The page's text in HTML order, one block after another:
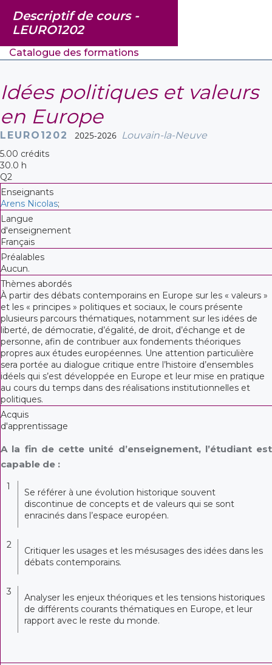
Descriptif de cours -
LEURO1202
Catalogue des formations
Idées politiques et valeurs
en Europe
LEURO1202 2025-2026 Louvain-la-Neuve
5.00 crédits
30.0 h
Q2
Enseignants
Arens Nicolas;
Langue
d'enseignement
Français
Préalables
Aucun.
Thèmes abordés
À partir des débats contemporains en Europe sur les « valeurs »
et les « principes » politiques et sociaux, le cours présente
plusieurs parcours thématiques, notamment sur les idées de
liberté, de démocratie, d’égalité, de droit, d’échange et de
personne, afin de contribuer aux fondements théoriques
propres aux études européennes. Une attention particulière
sera portée au dialogue critique entre l’histoire d’ensembles
idéels qui s’est développée en Europe et leur mise en pratique
au cours du temps dans des réalisations institutionnelles et
politiques.
Acquis
d'apprentissage
A la fin de cette unité d’enseignement, l’étudiant est
capable de :
1
Se référer à une évolution historique souvent
discontinue de concepts et de valeurs qui se sont
enracinés dans l’espace européen.
2
Critiquer les usages et les mésusages des idées dans les
débats contemporains.
3
Analyser les enjeux théoriques et les tensions historiques
de différents courants thématiques en Europe, et leur
rapport avec le reste du monde.